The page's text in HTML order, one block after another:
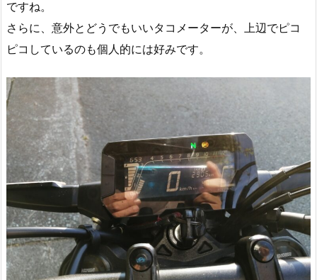
ですね。
さらに、意外とどうでもいいタコメーターが、上辺でピコ
ピコしているのも個人的には好みです。